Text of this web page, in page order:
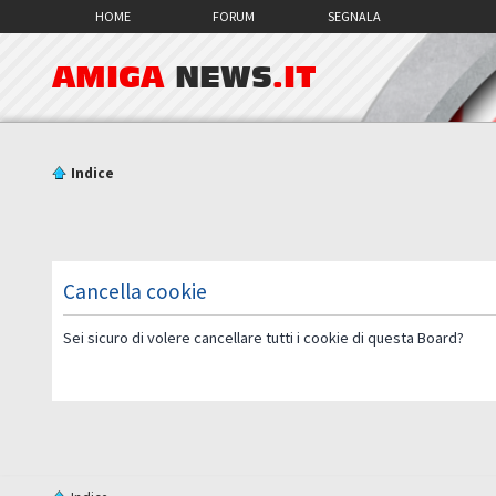
HOME FORUM SEGNALA
AMIGA NEWS.IT
Indice
Cancella cookie
Sei sicuro di volere cancellare tutti i cookie di questa Board?